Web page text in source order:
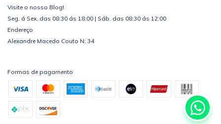
Visite o nosso Blog!
Seg. á Sex. das 08:30 ás 18:00 | Sáb. das 08:30 ás 12:00
Endereço
Alexandre Macedo Couto N: 34
Formas de pagamento